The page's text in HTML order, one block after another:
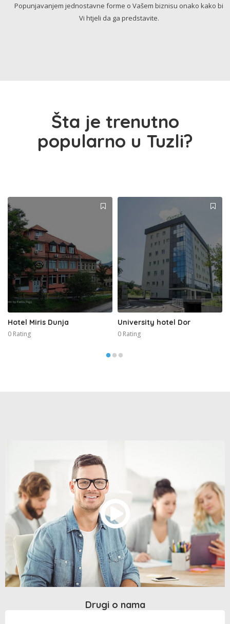
Popunjavanjem jednostavne forme o Vašem biznisu onako kako bi
Vi htjeli da ga predstavite.
Šta je trenutno
popularno u Tuzli?
Hotel Miris Dunja
0 Rating
University hotel Dor
0 Rating
Drugi o nama